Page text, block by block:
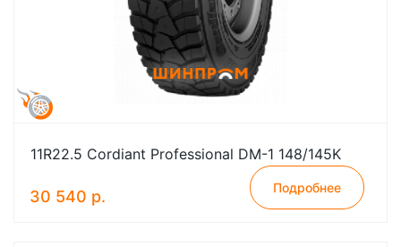
11R22.5 Cordiant Professional DM-1 148/145K
30 540 р. Подробнее